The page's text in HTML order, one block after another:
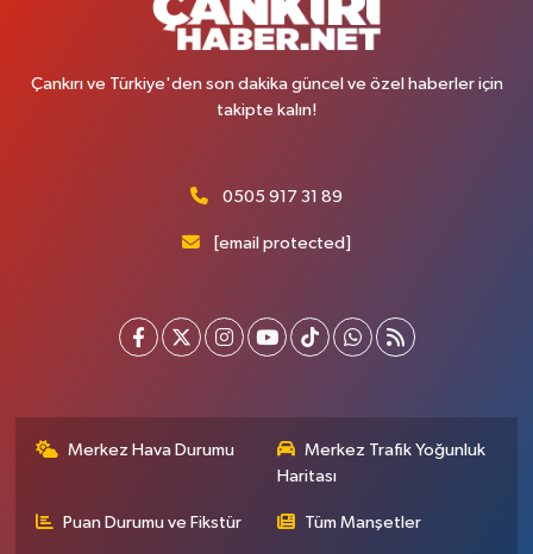
Çankırı ve Türkiye'den son dakika güncel ve özel haberler için
takipte kalın!
0505 917 31 89
[email protected]
Merkez Hava Durumu
Merkez Trafik Yoğunluk
Haritası
Puan Durumu ve Fikstür Tüm Manşetler